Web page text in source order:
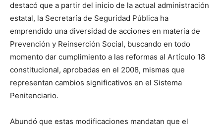
destacó que a partir del inicio de la actual administración
estatal, la Secretaría de Seguridad Pública ha
emprendido una diversidad de acciones en materia de
Prevención y Reinserción Social, buscando en todo
momento dar cumplimiento a las reformas al Artículo 18
constitucional, aprobadas en el 2008, mismas que
representan cambios significativos en el Sistema
Penitenciario.
Abundó que estas modificaciones mandatan que el